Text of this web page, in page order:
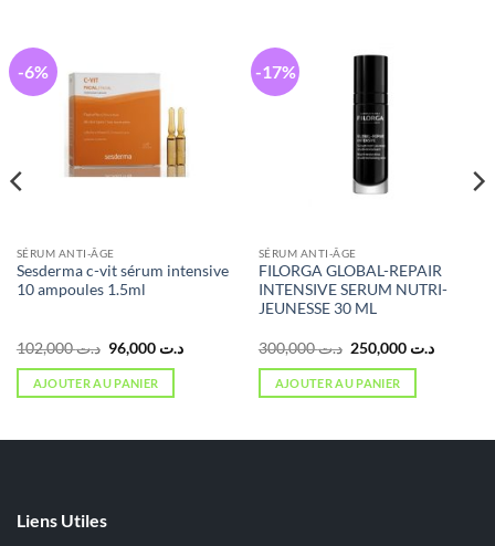
-6%
SÉRUM ANTI-ÂGE
Sesderma c-vit sérum intensive
10 ampoules 1.5ml
د.ت102,000
Le
prix
initial
était :
د.ت 96,000
Le
AJOUTER AU PANIER
-17%
SÉRUM ANTI-ÂGE
FILORGA GLOBAL-REPAIR
INTENSIVE SERUM NUTRI-
JEUNESSE 30 ML
د.ت300,000
Le
initial
était :
د.ت 250,000
Le
AJOUTER AU PANIER
Liens Utiles